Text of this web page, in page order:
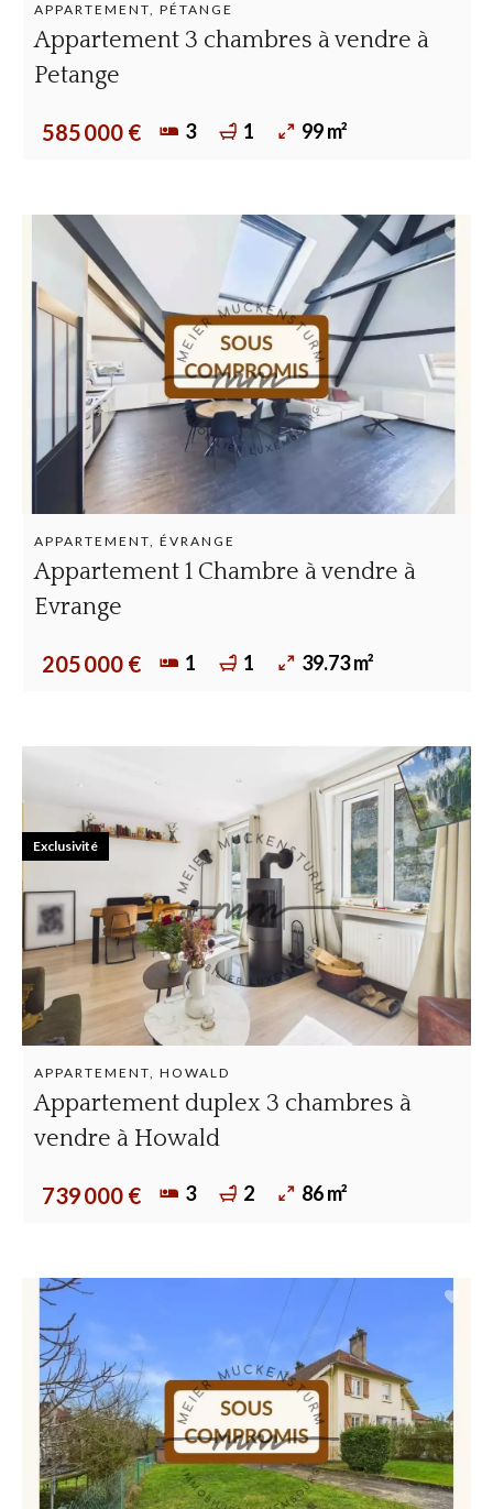
APPARTEMENT, PÉTANGE
Appartement 3 chambres à vendre à
Petange
585 000 € 3 1 99 m²
APPARTEMENT, ÉVRANGE
Appartement 1 Chambre à vendre à
Evrange
205 000 € 1 1 39.73 m²
APPARTEMENT, HOWALD
Appartement duplex 3 chambres à
vendre à Howald
739 000 € 3 2 86 m²
Exclusivité